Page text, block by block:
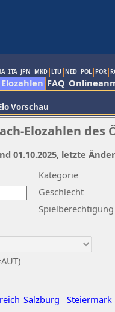
ITA JPN MKD LTU NED POL POR
Elozahlen FAQ
Vorschau
Elozahlen des
Kategorie
Geschlecht
Spielberechtigung
Salzburg Steiermark
01.10.2025, letzte